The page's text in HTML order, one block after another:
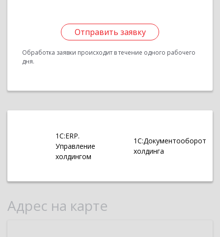
Отправить заявку
Обработка заявки происходит в течение одного рабочего
дня.
1С:ERP.
Управление
холдингом
1С:Документооборот
холдинга
Адрес на карте